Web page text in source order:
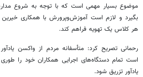
موضوع بسیار مهمی است که با توجه به شروع
بگیرد و لازم است آموزش‌وپرورش با همکاری خیرین
هر کلاس یک تهویه فراهم کند.
رحمانی تصریح کرد: متأسفانه مردم از واکسن
است تمام دستگاه‌های اجرایی همکاران خود را
یادآور تزریق شود.